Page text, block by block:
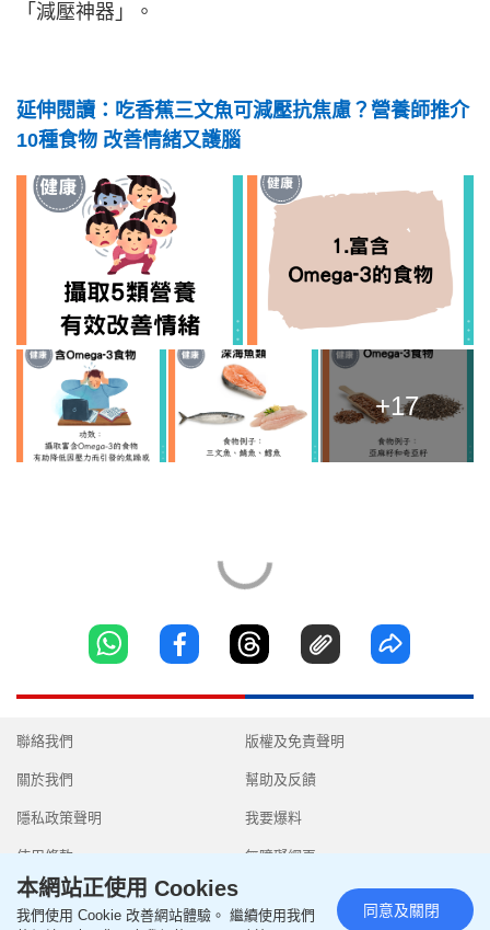
「減壓神器」。
延伸閱讀：吃香蕉三文魚可減壓抗焦慮？營養師推介
10種食物 改善情緒又護腦
+17
聯絡我們
關於我們
隱私政策聲明
使用條款
版權及免責聲明
幫助及反饋
我要爆料
無障礙網頁
本網站正使用 Cookies
我們使用 Cookie 改善網站體驗。 繼續使用我們
同意及關閉